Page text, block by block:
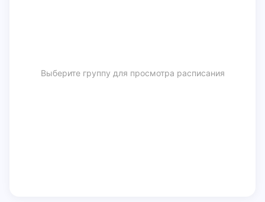
Выберите группу для просмотра расписания